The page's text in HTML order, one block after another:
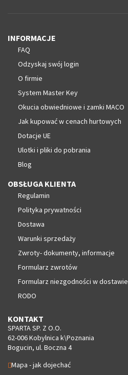
INFORMACJE
FAQ
Odzyskaj swój login
O firmie
System Master Key
Okucia obwiedniowe i zamki MACO
Jak kupować w cenach hurtowych
Dotacje UE
Ulotki i pliki do pobrania
Blog
OBSŁUGA KLIENTA
Regulamin
Polityka prywatności
Dostawa
Warunki sprzedaży
Zwroty- dokumenty, informacje
Formularz zwrotów
Formularz niezgodności w dostawie
RODO
KONTAKT
SPARTA SP. Z O.O.
62-006 Kobylnica k\Poznania
Bogucin, ul. Boczna 4
Mapa - jak dojechać